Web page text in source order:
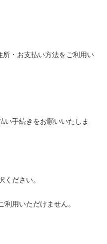
・お支払い方法をご利用い
い手続きをお願いいたしま
ください。
用いただけません。